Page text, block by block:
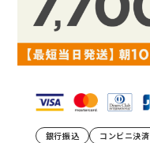
銀行振込 コンビニ決済